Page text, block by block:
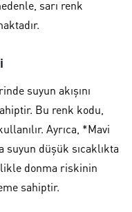
sarı renk
suyun akışını
Bu renk kodu,
Ayrıca, *Mavi
düşük sıcaklıkta
donma riskinin
sahiptir.